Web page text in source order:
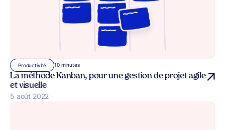
Productivité 10 minutes
La méthode Kanban, pour une gestion de projet agile
et visuelle
Publié le
5 août 2022